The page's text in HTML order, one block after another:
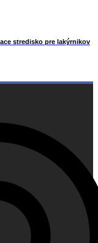
stredisko pre lakýrnikov